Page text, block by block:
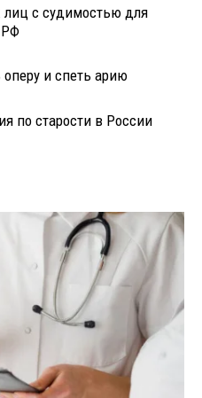
лиц с судимостью для
РФ
и спеть арию
по старости в России